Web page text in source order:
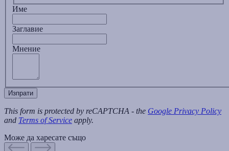
Име
Заглавиe
Мнение
Изпрати
This form is protected by reCAPTCHA - the Google Privacy Policy
and Terms of Service apply.
Може да харесате също